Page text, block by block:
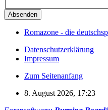
Romazone - die
Datenschutzerklärung
Impressum
Zum Seitenanfang
8. August 2026, 17:23